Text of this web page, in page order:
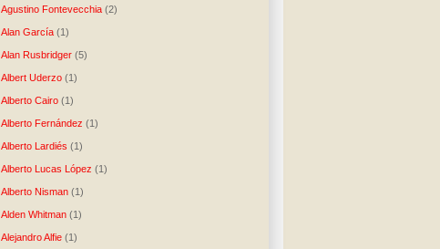
Agustino Fontevecchia (2)
Alan García (1)
Alan Rusbridger (5)
Albert Uderzo (1)
Alberto Cairo (1)
Alberto Fernández (1)
Alberto Lardiés (1)
Alberto Lucas López (1)
Alberto Nisman (1)
Alden Whitman (1)
Alejandro Alfie (1)